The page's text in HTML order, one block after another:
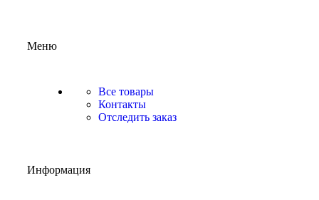
Меню
Все товары
Контакты
Отследить заказ
Информация